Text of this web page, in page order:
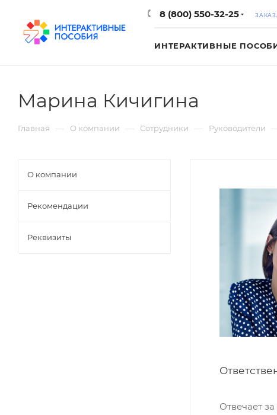
8 (800) 550-32-25
ИНТЕРАКТИВНЫЕ
Марина Кичигина
Главная — О компании — Сотрудники — Руководители
Отвечает
О компании
Рекомендации
Реквизиты